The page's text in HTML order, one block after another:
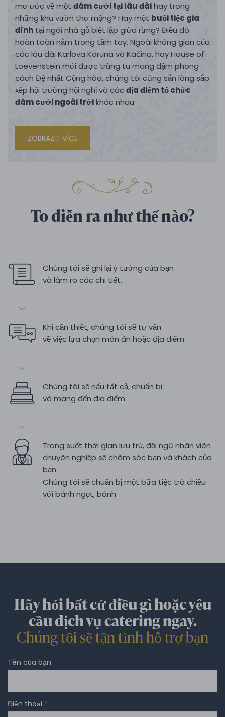
mơ ước về một đám cưới tại lâu đàihay trong
những khu vườn thơ mộng? Hay một buổi tiệc gia
đình tại ngôi nhà gỗ biệt lập giữa rừng? Điều đó
hoàn toàn nằm trong tầm tay. Ngoài không gian của
các lâu đài Karlova Koruna và Kačina, hay House of
Loevenstein mới được trùng tu mang đậm phong
cách Đệ nhất Cộng hòa, chúng tôi cũng sẵn lòng sắp
xếp hội trường hội nghị và cácđịa điểm tổ chức
đám cưới ngoài trờikhác nhau.
ZOBRAZIT VÍCE
To diễn ra như thế nào?
Chúng tôi sẽ ghi lại ý tưởng của bạn
và làm rõ các chi tiết.
Khi cần thiết, chúng tôi sẽ tư vấn
về việc lựa chọn món ăn hoặc địa điểm.
Chúng tôi sẽ nấu tất cả, chuẩn bị
và mang đến địa điểm.
Trong suốt thời gian lưu trú, đội ngũ nhân viên
chuyên nghiệp sẽ chăm sóc bạn và khách của
bạn.
Chúng tôi sẽ chuẩn bị một bữa tiệc trà chiều
với bánh ngọt, bánh
Hãy hỏi bất cứ điều gì hoặc yêu
cầu dịch vụ catering ngay.
Chúng tôi sẽ tận tình hỗ trợ bạn
Tên của bạn
Điện thoại *